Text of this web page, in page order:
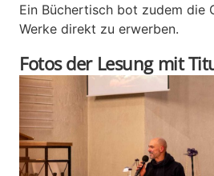
Ein Büchertisch bot zudem die
Werke direkt zu erwerben.
Fotos der Lesung mit